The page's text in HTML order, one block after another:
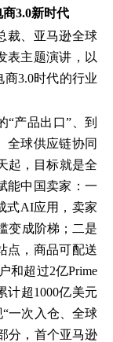
3.0新时代
裁、亚马逊全球
表主题演讲，以
3.0时代的行业
“产品出口”、到
全球供应链协同
起，目标就是全
能中国卖家：一
式AI应用，卖家
变成阶梯；二是
点，商品可配送
和超过2亿Prime
计超1000亿美元
一次入仓、全球
分，首个亚马逊